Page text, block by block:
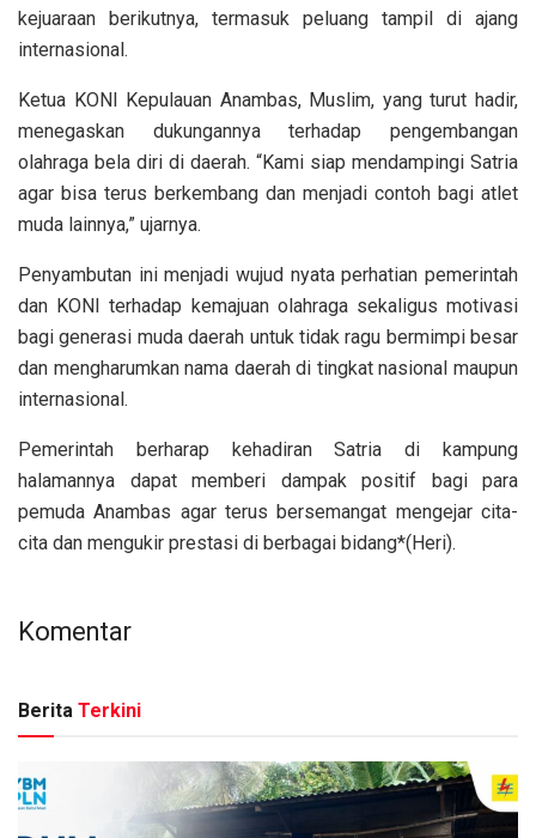
kejuaraan berikutnya, termasuk peluang tampil di ajang
internasional.
Ketua KONI Kepulauan Anambas, Muslim, yang turut hadir,
menegaskan dukungannya terhadap pengembangan
olahraga bela diri di daerah. “Kami siap mendampingi Satria
agar bisa terus berkembang dan menjadi contoh bagi atlet
muda lainnya,” ujarnya.
Penyambutan ini menjadi wujud nyata perhatian pemerintah
dan KONI terhadap kemajuan olahraga sekaligus motivasi
bagi generasi muda daerah untuk tidak ragu bermimpi besar
dan mengharumkan nama daerah di tingkat nasional maupun
internasional.
Pemerintah berharap kehadiran Satria di kampung
halamannya dapat memberi dampak positif bagi para
pemuda Anambas agar terus bersemangat mengejar cita-
cita dan mengukir prestasi di berbagai bidang*(Heri).
Komentar
Berita Terkini